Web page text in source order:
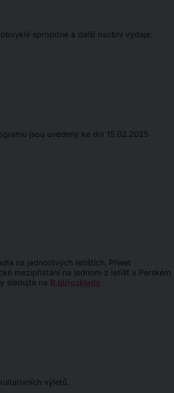
spropitné a další osobní výdaje.
jsou uvedeny ke dni 15.02.2025
na jednotlivých letištích. Přelet
mezipřistání na jednom z letišť v Perském
sledujte na R.pl/rozklady.
výletů.